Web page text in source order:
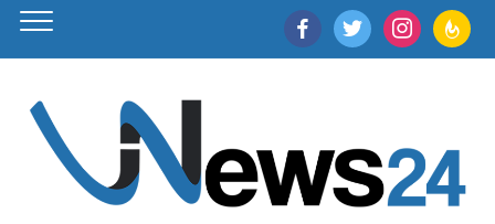
facebooktwitter instagram